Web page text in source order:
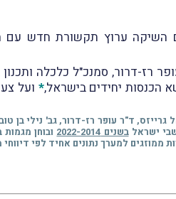
דיווחנו, כי רשות המסים השיקה ערוץ
רז-דרור, סמנכ"ל כלכלה
הכנסות יחידים בישראל,* ועל
מחקרם של ד"ר אריאל גרייזס, ד"ר עופר רז-
ישראלבשנים 2022-2014
ובוחן
למערך נתונים אחיד לפי